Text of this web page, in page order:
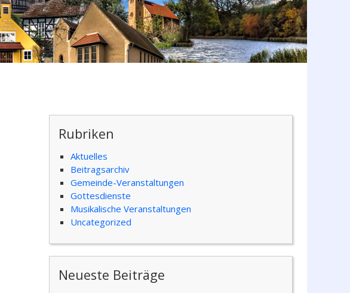
Rubriken
Aktuelles
Beitragsarchiv
Gemeinde-Veranstaltungen
Gottesdienste
Musikalische Veranstaltungen
Uncategorized
Neueste Beiträge